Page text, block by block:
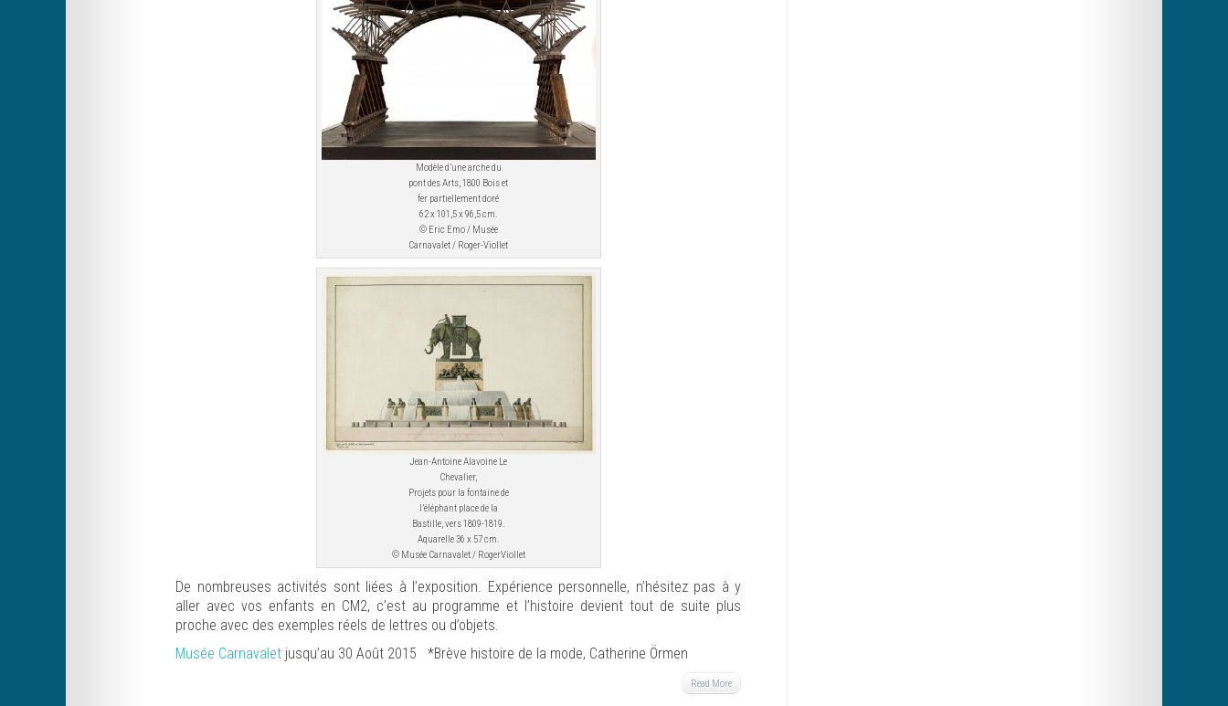
Modèle d’une arche du
pont des Arts, 1800 Bois et
fer partiellement doré
62 x 101,5 x 96,5 cm.
© Eric Emo / Musée
Carnavalet / Roger-Viollet
Jean-Antoine Alavoine Le
Chevalier,
Projets pour la fontaine de
l’éléphant place de la
Bastille, vers 1809-1819.
Aquarelle 36 x 57 cm.
© Musée Carnavalet / RogerViollet
De nombreuses activités sont liées à l’exposition. Expérience personnelle, n’hésitez pas à y
aller avec vos enfants en CM2, c’est au programme et l’histoire devient tout de suite plus
proche avec des exemples réels de lettres ou d’objets.
Musée Carnavalet jusqu’au 30 Août 2015 *Brève histoire de la mode, Catherine Örmen
Read More